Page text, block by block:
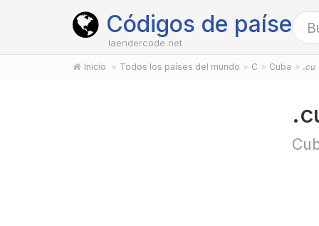
Códigos de países
laendercode.net
Inicio Todos los países del mundo C Cuba .cu